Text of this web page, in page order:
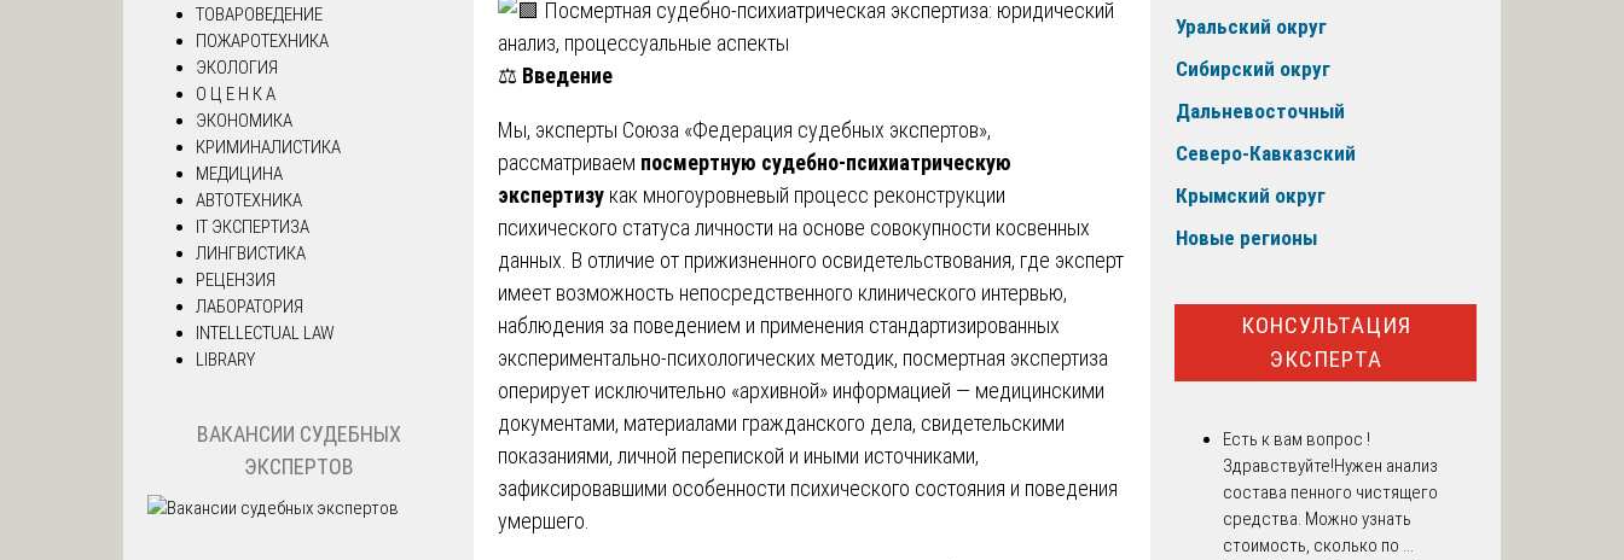
⚖️ Введение
Мы, эксперты Союза «Федерация судебных экспертов»,
рассматриваем посмертную судебно-психиатрическую
экспертизу как многоуровневый процесс реконструкции
психического статуса личности на основе совокупности косвенных
данных. В отличие от прижизненного освидетельствования, где эксперт
имеет возможность непосредственного клинического интервью,
наблюдения за поведением и применения стандартизированных
экспериментально-психологических методик, посмертная экспертиза
оперирует исключительно «архивной» информацией — медицинскими
документами, материалами гражданского дела, свидетельскими
показаниями, личной перепиской и иными источниками,
зафиксировавшими особенности психического состояния и поведения
умершего.
ТОВАРОВЕДЕНИЕ
ПОЖАРОТЕХНИКА
ЭКОЛОГИЯ
О Ц Е Н К А
ЭКОНОМИКА
КРИМИНАЛИСТИКА
МЕДИЦИНА
АВТОТЕХНИКА
IT ЭКСПЕРТИЗА
ЛИНГВИСТИКА
РЕЦЕНЗИЯ
ЛАБОРАТОРИЯ
INTELLECTUAL LAW
LIBRARY
ВАКАНСИИ СУДЕБНЫХ
ЭКСПЕРТОВ
Уральский округ
Сибирский округ
Дальневосточный
Северо-Кавказский
Крымский округ
Новые регионы
КОНСУЛЬТАЦИЯ
ЭКСПЕРТА
Есть к вам вопрос !
Здравствуйте!Нужен анализ
состава пенного чистящего
средства. Можно узнать
стоимость, сколько по ...